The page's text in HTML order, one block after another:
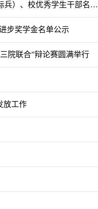
兵）、校优秀学生干部名…
步奖学金名单公示
院联合”辩论赛圆满举行
放工作